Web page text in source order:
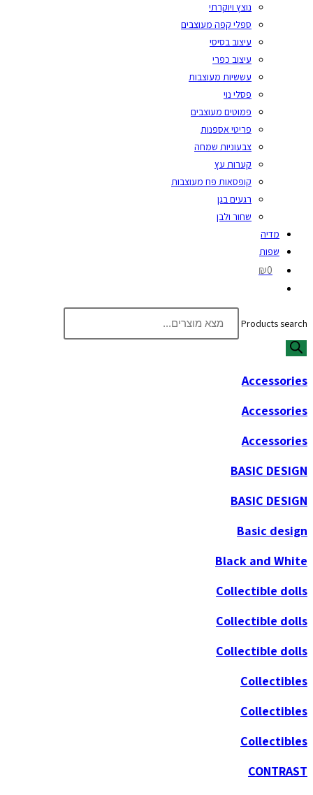
נוצץ ויוקרתי
ספלי קפה מעוצבים
עיצוב בסיסי
עיצוב כפרי
עששיות מעוצבות
פסלי נוי
פמוטים מעוצבים
פריטי אספנות
צבעוניות שמחה
קערות עץ
קופסאות פח מעוצבות
רגעים בגן
שחור ולבן
מדיה
שפות
₪0
Products search
Accessories
Accessories
Accessories
BASIC DESIGN
BASIC DESIGN
Basic design
Black and White
Collectible dolls
Collectible dolls
Collectible dolls
Collectibles
Collectibles
Collectibles
CONTRAST